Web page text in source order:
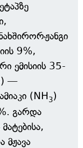
9%,
ემისიის 35-
—
(NH3)
გარდა
მჟავა